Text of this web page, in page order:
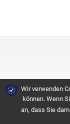
Wir verwenden
können. Wenn
an, dass Sie